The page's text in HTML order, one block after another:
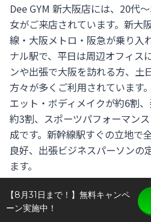
Dee GYM 新大阪店には、20代
女がご来店されています。新大
線・大阪メトロ・阪急が乗り入
ナル駅で、平日は周辺オフィス
ンや出張で大阪を訪れる方、土
方々が多くご利用されています
エット・ボディメイクが約6割
約3割、スポーツパフォーマン
成です。新幹線駅すぐの立地で
良好、出張ビジネスパーソンの
ます。
【8月31日まで！】無料キャンペ
ーン実施中！